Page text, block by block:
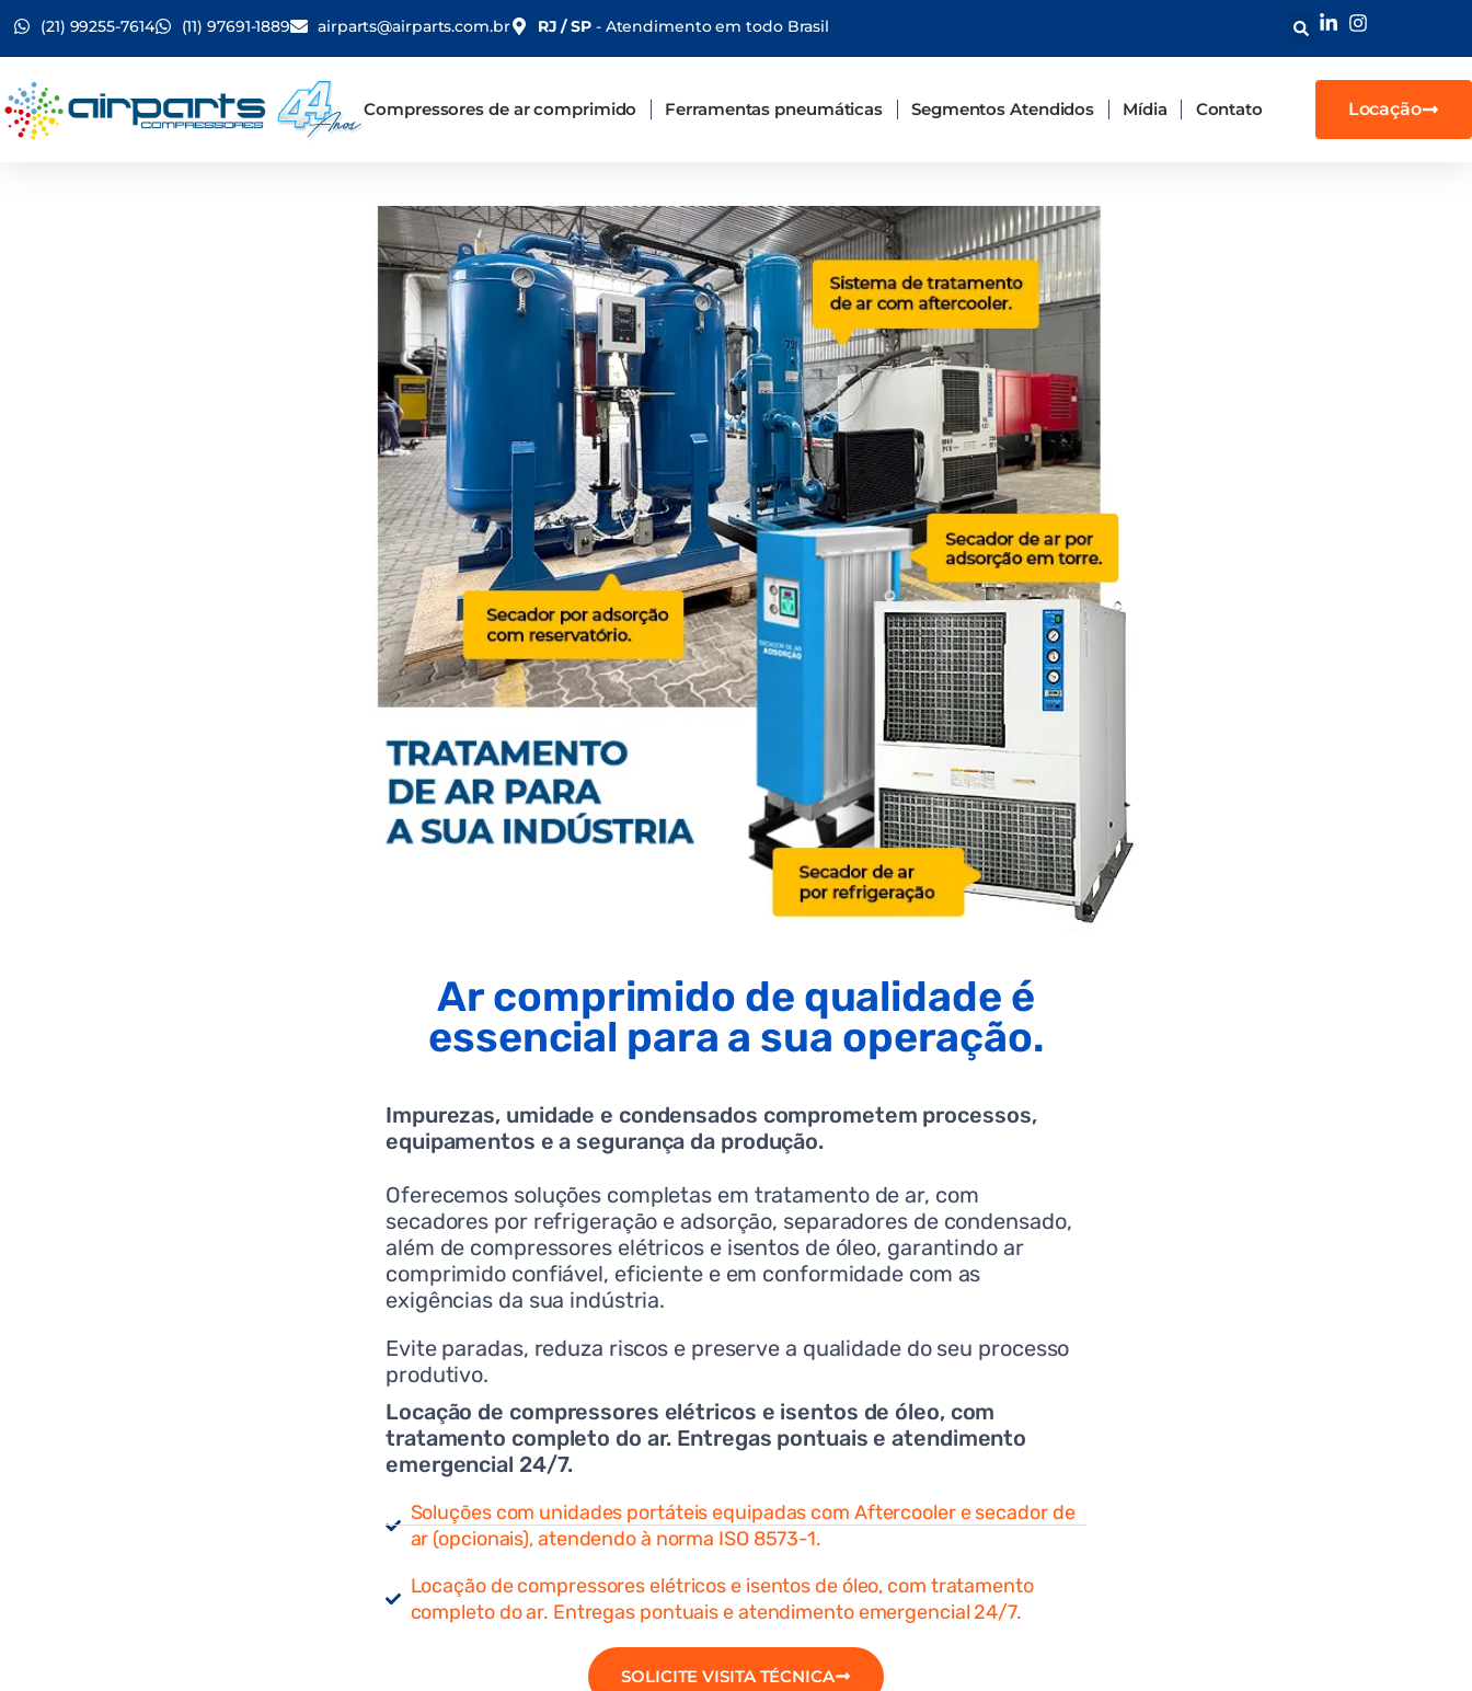
(21) 99255-7614 (11) 97691-1889 airparts@airparts.com.br RJ / SP- Atendimento em todo Brasil
Compressores de ar comprimido Ferramentas pneumáticas Segmentos Atendidos Mídia Contato Locação
Ar comprimido de qualidade é
essencial para a sua operação.
Impurezas, umidade e condensados comprometem processos,
equipamentos e a segurança da produção.
Oferecemos soluções completas em tratamento de ar, com
secadores por refrigeração e adsorção, separadores de condensado,
além de compressores elétricos e isentos de óleo, garantindo ar
comprimido confiável, eficiente e em conformidade com as
exigências da sua indústria.
Evite paradas, reduza riscos e preserve a qualidade do seu processo
produtivo.
Locação de compressores elétricos e isentos de óleo, com
tratamento completo do ar. Entregas pontuais e atendimento
emergencial 24/7.
Soluções com unidades portáteis equipadas com Aftercooler e secador de
ar (opcionais), atendendo à norma ISO 8573-1.
Locação de compressores elétricos e isentos de óleo, com tratamento
completo do ar. Entregas pontuais e atendimento emergencial 24/7.
SOLICITE VISITA TÉCNICA